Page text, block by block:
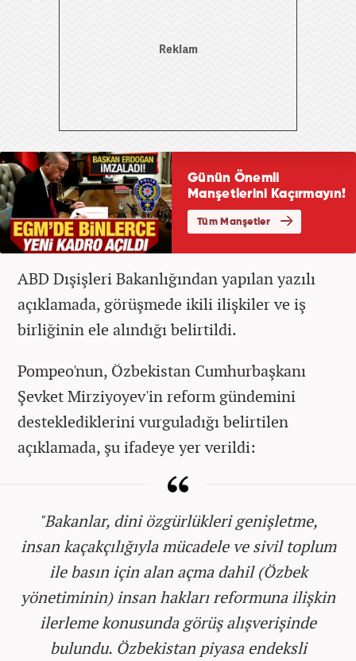
ABD Dışişleri Bakanlığından yapılan yazılı
açıklamada, görüşmede ikili ilişkiler ve iş
birliğinin ele alındığı belirtildi.
Pompeo'nun, Özbekistan Cumhurbaşkanı
Şevket Mirziyoyev'in reform gündemini
desteklediklerini vurguladığı belirtilen
açıklamada, şu ifadeye yer verildi:
"Bakanlar, dini özgürlükleri genişletme,
insan kaçakçılığıyla mücadele ve sivil toplum
ile basın için alan açma dahil (Özbek
yönetiminin) insan hakları reformuna ilişkin
ilerleme konusunda görüş alışverişinde
bulundu. Özbekistan piyasa endeksli